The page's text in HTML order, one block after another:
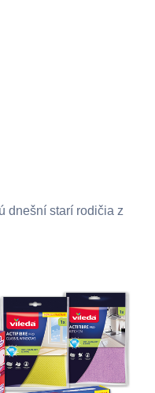
dnešní starí rodičia z